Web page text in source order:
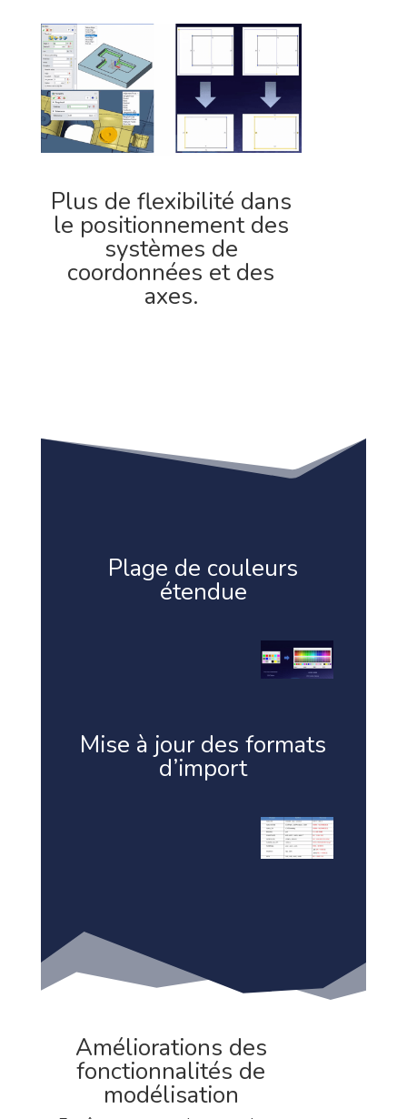
Plus de flexibilité dans
le positionnement des
systèmes de
coordonnées et des
axes.
Plage de couleurs
étendue
Mise à jour des formats
d’import
Améliorations des
fonctionnalités de
modélisation